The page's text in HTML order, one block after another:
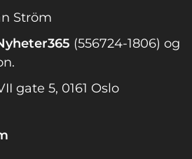
Ström
(556724-1806) og
gate 5, 0161 Oslo